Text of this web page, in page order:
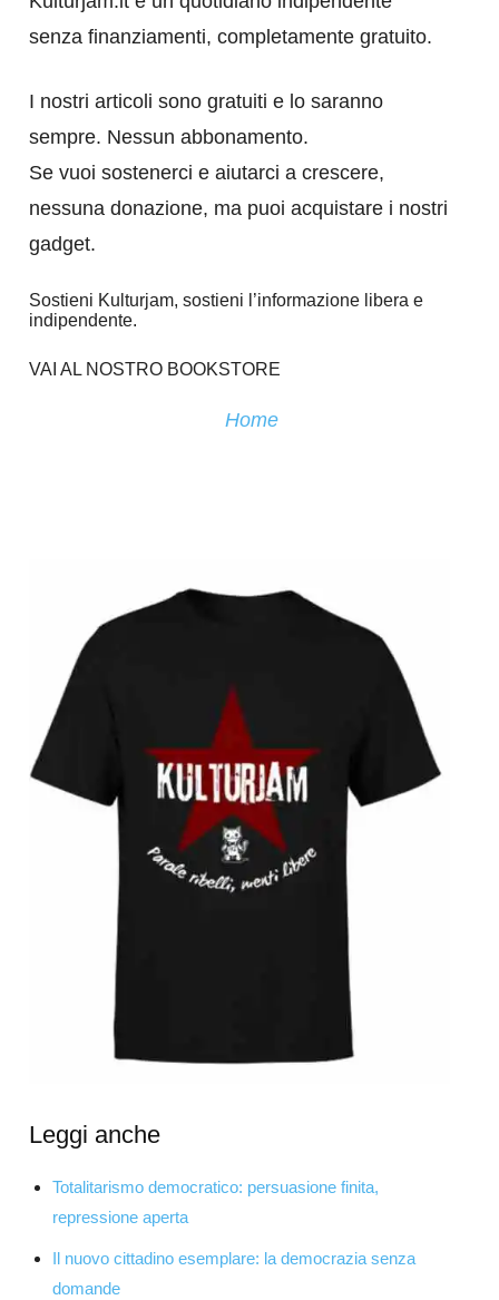
senza finanziamenti, completamente gratuito.
I nostri articoli sono gratuiti e lo saranno
sempre. Nessun abbonamento.
Se vuoi sostenerci e aiutarci a crescere,
nessuna donazione, ma puoi acquistare i nostri
gadget.
Sostieni Kulturjam, sostieni l’informazione libera e
indipendente.
VAI AL NOSTRO BOOKSTORE
Home
Leggi anche
Totalitarismo democratico: persuasione finita,
repressione aperta
Il nuovo cittadino esemplare: la democrazia senza
domande